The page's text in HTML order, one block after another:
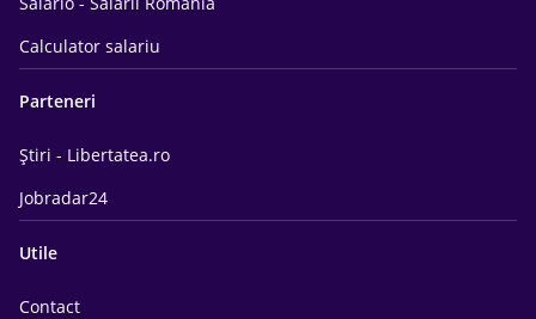
Calculator salariu
Parteneri
Știri - Libertatea.ro
Jobradar24
Utile
Contact